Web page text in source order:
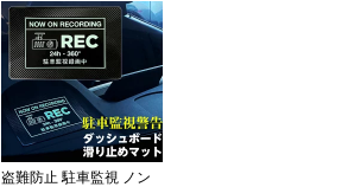
リウレタン クリアガード
クッション シール 貼る
だけ 簡単 ドアパンチ ド
アパン 防止 プロテクタ
ー サイドミラー ドアパ
ンチガード 防水 傷防止
汎用
盗難防止 駐車監視 ノン